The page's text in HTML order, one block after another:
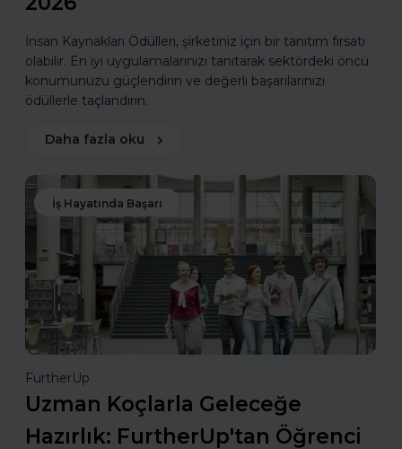
İnsan Kaynakları Ödülleri, şirketiniz için bir tanıtım fırsatı
olabilir. En iyi uygulamalarınızı tanıtarak sektördeki öncü
konumunuzu güçlendirin ve değerli başarılarınızı
ödüllerle taçlandırın.
Daha fazla oku
İş Hayatında Başarı
FurtherUp
Uzman Koçlarla Geleceğe
Hazırlık: FurtherUp'tan Öğrenci